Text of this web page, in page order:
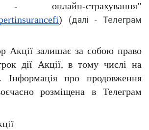
онлайн-страхування”
) (далі - Телеграм
Акції залишає за собою право
дії Акції, в тому числі на
Інформація про продовження
розміщена в Телеграм